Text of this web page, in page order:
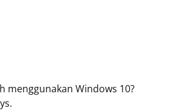
menggunakan Windows 10?